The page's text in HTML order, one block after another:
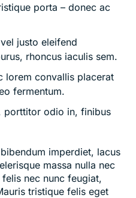
porta – donec ac
justo eleifend
rhoncus iaculis sem.
lorem convallis placerat
fermentum.
porttitor odio in, finibus
imperdiet, lacus
massa nulla nec
nec nunc feugiat,
tristique felis eget